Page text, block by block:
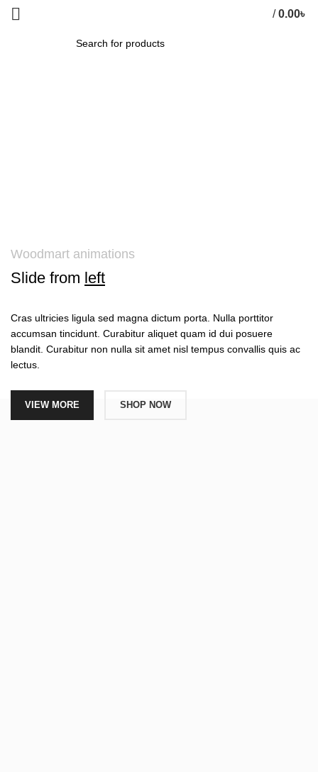
/ 0.00৳
Woodmart animations
Slide from left
Cras ultricies ligula sed magna dictum porta. Nulla porttitor
accumsan tincidunt. Curabitur aliquet quam id dui posuere
blandit. Curabitur non nulla sit amet nisl tempus convallis quis ac
lectus.
VIEW MORE SHOP NOW